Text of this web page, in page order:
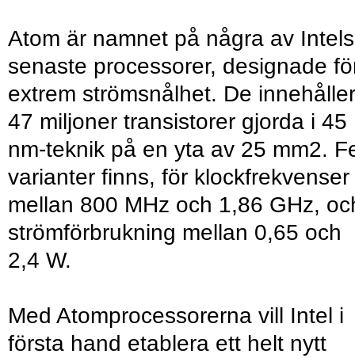
Atom är namnet på några av Intels
senaste processorer, designade
extrem strömsnålhet. De innehåller
47 miljoner transistorer gjorda i 45
nm-teknik på en yta av 25 mm2.
varianter finns, för klockfrekvenser
mellan 800 MHz och 1,86 GHz,
strömförbrukning mellan 0,65 och
2,4 W.
Med Atomprocessorerna vill Intel i
första hand etablera ett helt nytt